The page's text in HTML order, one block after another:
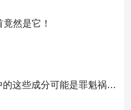
然是它！
宝宝胃肠道不适？奶粉中的这些成分可能是罪魁祸首！